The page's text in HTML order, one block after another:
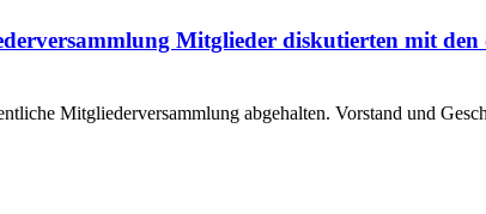
Mitglieder diskutierten mit
Mitgliederversammlung abgehalten. Vorstand und